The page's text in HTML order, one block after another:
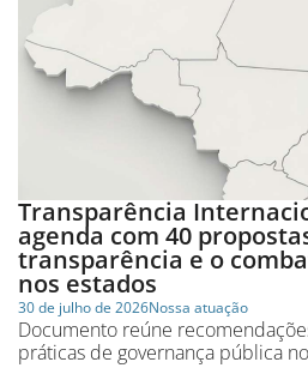
Transparência
agenda com 40
transparência e o
nos estados
30 de julho de 2026Nossa atuação
Documento reúne
práticas de governança pública